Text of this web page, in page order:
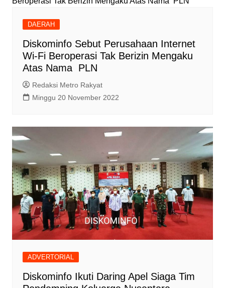
DAERAH
Diskominfo Sebut Perusahaan Internet
Wi-Fi Beroperasi Tak Berizin Mengaku
Atas Nama PLN
Redaksi Metro Rakyat
Minggu 20 November 2022
ADVERTORIAL
Diskominfo Ikuti Daring Apel Siaga Tim